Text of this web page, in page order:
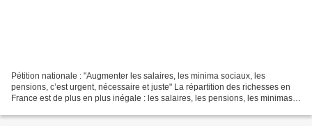
Pétition nationale : "Augmenter les salaires, les minima sociaux, les
pensions, c’est urgent, nécessaire et juste" La répartition des richesses en
France est de plus en plus inégale : les salaires, les pensions, les minimas